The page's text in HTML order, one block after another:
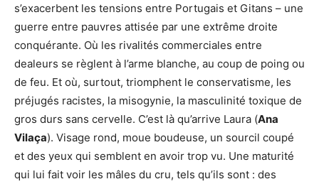
s’exacerbent les tensions entre Portugais et Gitans – une
guerre entre pauvres attisée par une extrême droite
conquérante. Où les rivalités commerciales entre
dealeurs se règlent à l’arme blanche, au coup de poing ou
de feu. Et où, surtout, triomphent le conservatisme, les
préjugés racistes, la misogynie, la masculinité toxique de
gros durs sans cervelle. C’est là qu’arrive Laura (Ana
Vilaça). Visage rond, moue boudeuse, un sourcil coupé
et des yeux qui semblent en avoir trop vu. Une maturité
qui lui fait voir les mâles du cru, tels qu’ils sont : des